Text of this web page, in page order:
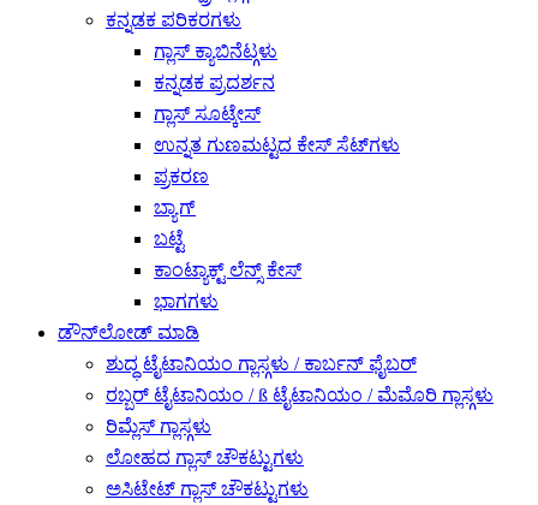
ಕನ್ನಡಕ ಪರಿಕರಗಳು
ಗ್ಲಾಸ್ ಕ್ಯಾಬಿನೆಟ್ಗಳು
ಕನ್ನಡಕ ಪ್ರದರ್ಶನ
ಗ್ಲಾಸ್ ಸೂಟ್ಕೇಸ್
ಉನ್ನತ ಗುಣಮಟ್ಟದ ಕೇಸ್ ಸೆಟ್‌ಗಳು
ಪ್ರಕರಣ
ಬ್ಯಾಗ್
ಬಟ್ಟೆ
ಕಾಂಟ್ಯಾಕ್ಟ್ ಲೆನ್ಸ್ ಕೇಸ್
ಭಾಗಗಳು
ಡೌನ್‌ಲೋಡ್ ಮಾಡಿ
ಶುದ್ಧ ಟೈಟಾನಿಯಂ ಗ್ಲಾಸ್ಗಳು / ಕಾರ್ಬನ್ ಫೈಬರ್
ರಬ್ಬರ್ ಟೈಟಾನಿಯಂ / ß ಟೈಟಾನಿಯಂ / ಮೆಮೊರಿ ಗ್ಲಾಸ್ಗಳು
ರಿಮ್ಲೆಸ್ ಗ್ಲಾಸ್ಗಳು
ಲೋಹದ ಗ್ಲಾಸ್ ಚೌಕಟ್ಟುಗಳು
ಅಸಿಟೇಟ್ ಗ್ಲಾಸ್ ಚೌಕಟ್ಟುಗಳು